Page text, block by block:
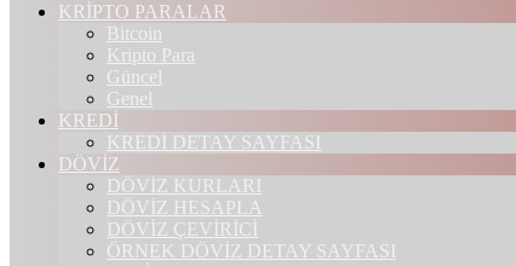
KRİPTO PARALAR
Bitcoin
Kripto Para
Güncel
Genel
KREDİ
KREDİ DETAY SAYFASI
DÖVİZ
DÖVİZ KURLARI
DÖVİZ HESAPLA
DÖVİZ ÇEVİRİCİ
ÖRNEK DÖVİZ DETAY SAYFASI